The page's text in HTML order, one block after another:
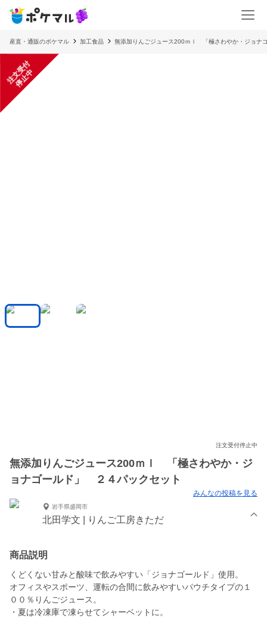
産直・通販のポケマル 加工食品 無添加りんごジュース200ｍｌ 「極さわやか・ジョナ
注
文
受
付
停
止
中
注文受付停止中
無添加りんごジュース200ｍｌ 「極さわやか・ジ
ョナゴールド」 ２４パックセット
みんなの投稿を見る
岩手県盛岡市
北田学文 | りんご工房きただ
商品説明
くどくない甘みと酸味で飲みやすい「ジョナゴールド」使用。
オフィスやスポーツ、運転の合間に飲みやすいパウチタイプの１
００％りんごジュース。
・夏は冷凍庫で凍らせてシャーベットに。